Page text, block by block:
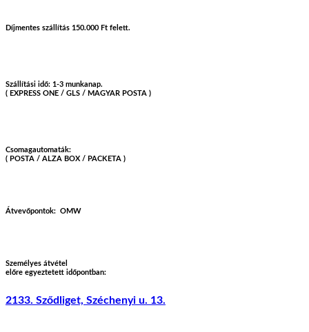
Díjmentes szállítás 150.000 Ft felett.
Szállítási idő: 1-3 munkanap.
( EXPRESS ONE / GLS / MAGYAR POSTA )
Csomagautomaták:
( POSTA / ALZA BOX / PACKETA )
Átvevőpontok: OMW
Személyes átvétel
előre egyeztetett időpontban:
2133. Sződliget, Széchenyi u. 13.